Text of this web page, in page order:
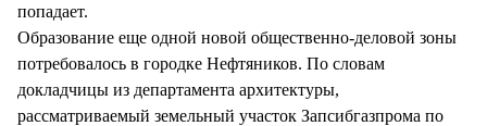
попадает.
Образование еще одной новой общественно-деловой зоны
потребовалось в городке Нефтяников. По словам
докладчицы из департамента архитектуры,
рассматриваемый земельный участок Запсибгазпрома по